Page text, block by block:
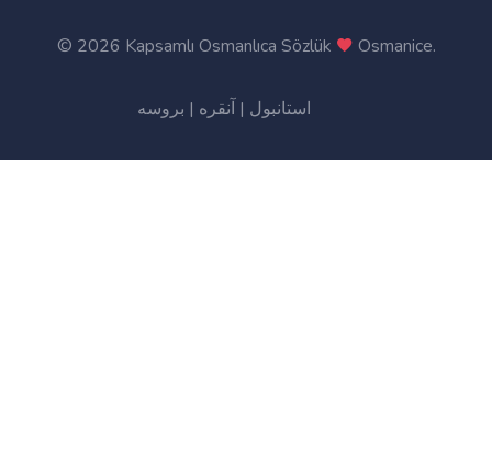
© 2026 Kapsamlı Osmanlıca Sözlük Osmanice.
استانبول | آنقره | بروسه